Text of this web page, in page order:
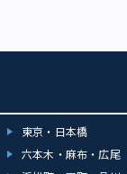
東京・日本橋
六本木・麻布・広尾